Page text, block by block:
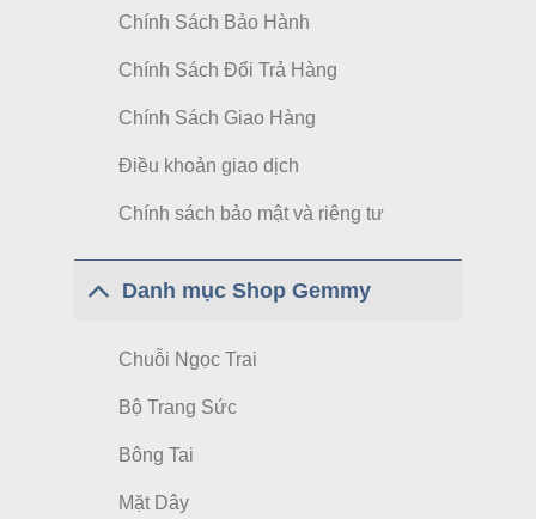
Chính Sách Bảo Hành
Chính Sách Đổi Trả Hàng
Chính Sách Giao Hàng
Điều khoản giao dịch
Chính sách bảo mật và riêng tư
Danh mục Shop Gemmy
Chuỗi Ngọc Trai
Bộ Trang Sức
Bông Tai
Mặt Dây